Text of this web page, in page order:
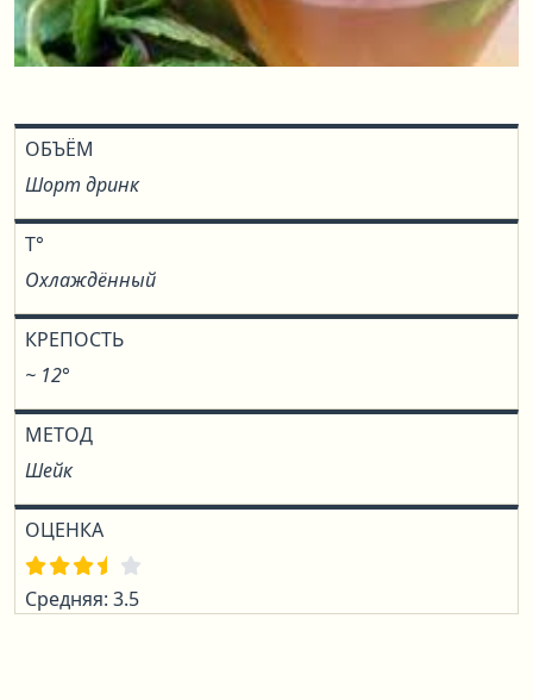
ОБЪЁМ
Шорт дринк
T°
Охлаждённый
КРЕПОСТЬ
~ 12°
МЕТОД
Шейк
ОЦЕНКА
Средняя: 3.5